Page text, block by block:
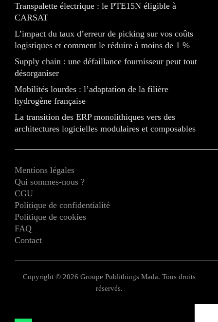
Transpalette électrique : le PTE15N éligible à
CARSAT
L’impact du taux d’erreur de picking sur vos coûts
logistiques et comment le réduire à moins de 1 %
Supply chain : une défaillance fournisseur peut tout
désorganiser
Mobilités lourdes : l’adaptation de la filière
hydrogène française
La transition des ERP monolithiques vers des
architectures logicielles modulaires et composables
Mentions légales
Qui sommes-nous ?
CGU
Politique de confidentialité
Politique de cookies
FAQ
Contact
Copyright © 2026 Groupe Publithings Mada. Tous droits
réservés.